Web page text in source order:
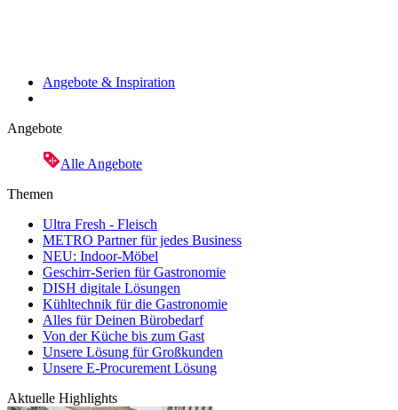
Angebote & Inspiration
Angebote
Alle Angebote
Themen
Ultra Fresh - Fleisch
METRO Partner für jedes Business
NEU: Indoor-Möbel
Geschirr-Serien für Gastronomie
DISH digitale Lösungen
Kühltechnik für die Gastronomie
Alles für Deinen Bürobedarf
Von der Küche bis zum Gast
Unsere Lösung für Großkunden
Unsere E-Procurement Lösung
Aktuelle Highlights